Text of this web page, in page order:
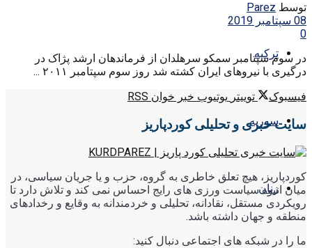
ترکیه
سوریه
زنان
توسط Parez
08 سپتامبر 2019
0
در سوم سپتامبر سمکو سرهلدان از فرماندهان ارشد پژاک در
درگیری با نیروهای ایران کشته شد روز سوم سپتامبر ۲۰۱۱ ...
فیسبوک
توییتر یوتیوب خبر خوان RSS
سایت خبری و تحلیلی کوردپاریز
کوردپاریز، هیچ تعلق خاطری به گروه، حزب و یا جریان سیاسی، در
میان انبوه سیاست ورزی های رایج احساس نمی کند و تلاش دارد تا
رویکردی مستقل، نقادانه، تحلیلی و خردمندانه به وقایع و رخدادهای
منطقه و جهان داشته باشد.
ما را در شبکه های اجتماعی دنبال کنید: